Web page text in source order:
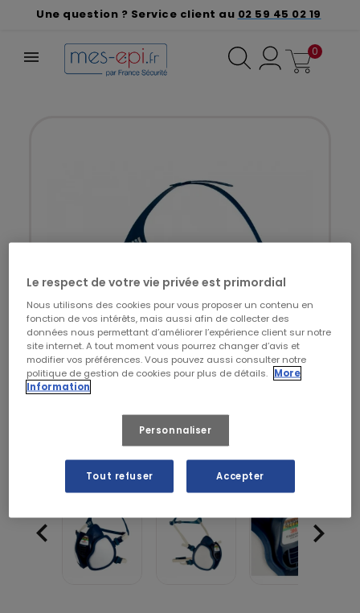
Une question ? Service client au 02 59 45 02 19
0
 
Le respect de votre vie privée est primordial
Nous utilisons des cookies pour vous proposer un contenu en
fonction de vos intérêts, mais aussi afin de collecter des
données nous permettant d’améliorer l’expérience client sur notre
site internet. A tout moment vous pourrez changer d’avis et
modifier vos préférences. Vous pouvez aussi consulter notre
politique de gestion de cookies pour plus de détails. More
Information
Personnaliser
Tout refuser Accepter